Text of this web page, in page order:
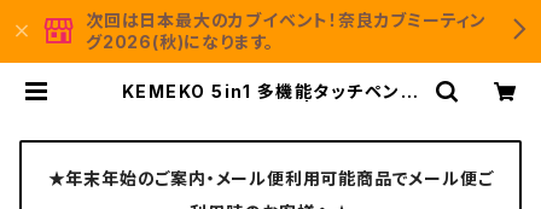
次回は日本最大のカブイベント！奈良カブミーティン
グ2026(秋)になります。
KEMEKO 5in1 多機能タッチペン用
★年末年始のご案内・メール便利用可能商品でメール便ご